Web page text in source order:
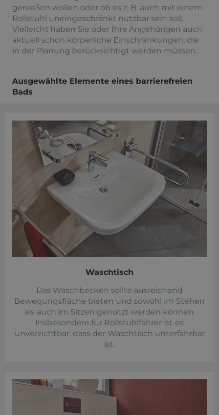
genießen wollen oder ob es z. B. auch mit einem
Rollstuhl uneingeschränkt nutzbar sein soll.
Vielleicht haben Sie oder Ihre Angehörigen auch
aktuell schon körperliche Einschränkungen, die
in der Planung berücksichtigt werden müssen.
Ausgewählte Elemente eines barrierefreien
Bads
Waschtisch
Das Waschbecken sollte ausreichend
Bewegungsfläche bieten und sowohl im Stehen
als auch im Sitzen genutzt werden können.
Insbesondere für Rollstuhlfahrer ist es
unverzichtbar, dass der Waschtisch unterfahrbar
ist.